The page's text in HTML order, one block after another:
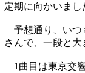
定期に向かいまし
予想通り、いつ
さんで、一段と大
1曲目は東京交